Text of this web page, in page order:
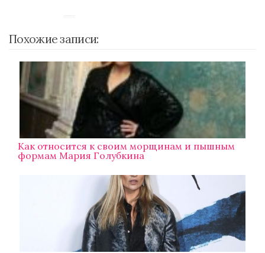
Похожие записи:
Как относится к своим морщинам и пышным
формам Мария Голубкина